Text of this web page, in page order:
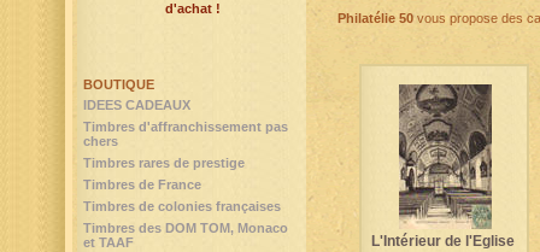
Philatélie 50 vous propose des
L'Intérieur de l'Eglise
BOUTIQUE
IDEES CADEAUX
Timbres d'affranchissement pas
chers
Timbres rares de prestige
Timbres de France
Timbres de colonies françaises
Timbres des DOM TOM, Monaco
et TAAF
d'achat !